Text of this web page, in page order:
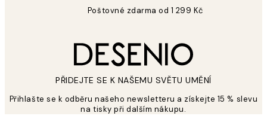
Poštovné zdarma od 1 299 Kč
PŘIDEJTE SE K NAŠEMU SVĚTU UMĚNÍ
Přihlašte se k odběru našeho newsletteru a získejte 15 % slevu
na tisky při dalším nákupu.